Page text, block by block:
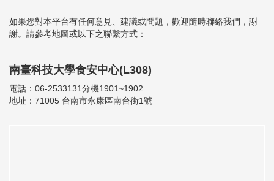
如果您對本平台有任何意見、建議或問題，歡迎隨時聯絡我們，謝
謝。請參考地圖或以下之聯繫方式：
南臺科技大學食安中心(L308)
電話：06-2533131分機1901~1902
地址：71005 台南市永康區南台街1號